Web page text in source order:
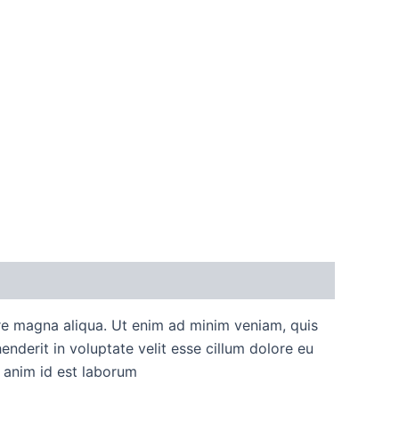
aliqua. Ut enim ad minim veniam, quis
in voluptate velit esse cillum dolore eu
id est laborum